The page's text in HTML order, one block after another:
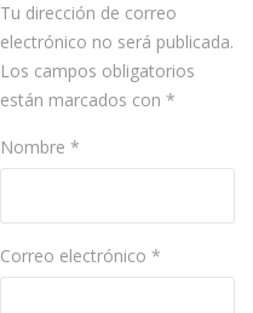
Tu dirección de correo
electrónico no será publicada.
Los campos obligatorios
están marcados con *
Nombre *
Correo electrónico *